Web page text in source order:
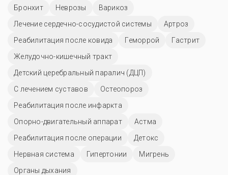
Бронхит
Неврозы
Варикоз
Лечение сердечно-сосудистой системы
Артроз
Реабилитация после ковида
Геморрой
Гастрит
Желудочно-кишечный тракт
Детский церебральный паралич (ДЦП)
С лечением суставов
Остеопороз
Реабилитация после инфаркта
Опорно-двигательный аппарат
Астма
Реабилитация после операции
Детокс
Нервная система
Гипертонии
Мигрень
Органы дыхания